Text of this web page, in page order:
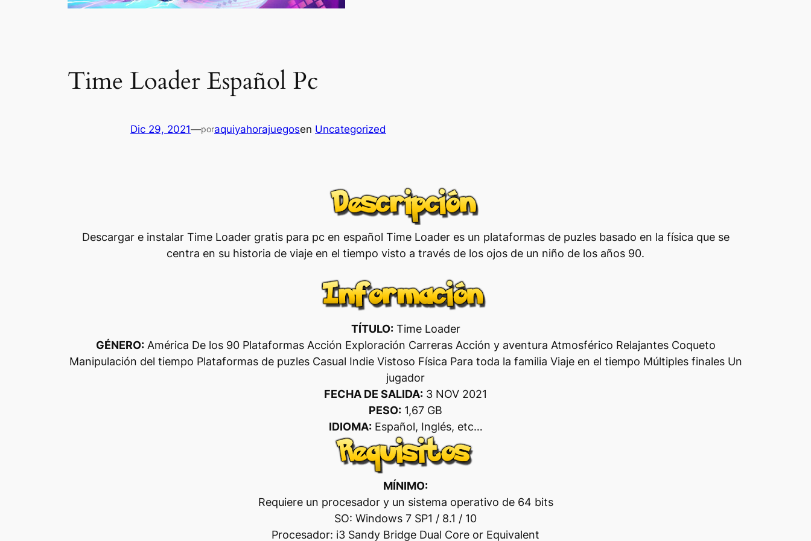
Time Loader Español Pc
Dic 29, 2021—poraquiyahorajuegosen Uncategorized
Descargar e instalar Time Loader gratis para pc en español Time Loader es un plataformas de puzles basado en la física que se
centra en su historia de viaje en el tiempo visto a través de los ojos de un niño de los años 90.
TÍTULO:Time Loader
GÉNERO:América De los 90 Plataformas Acción Exploración Carreras Acción y aventura Atmosférico Relajantes Coqueto
Manipulación del tiempo Plataformas de puzles Casual Indie Vistoso Física Para toda la familia Viaje en el tiempo Múltiples finales Un
jugador
FECHA DE SALIDA: 3 NOV 2021
PESO: 1,67 GB
IDIOMA:Español, Inglés, etc…
MÍNIMO:
Requiere un procesador y un sistema operativo de 64 bits
SO: Windows 7 SP1 / 8.1 / 10
Procesador: i3 Sandy Bridge Dual Core or Equivalent